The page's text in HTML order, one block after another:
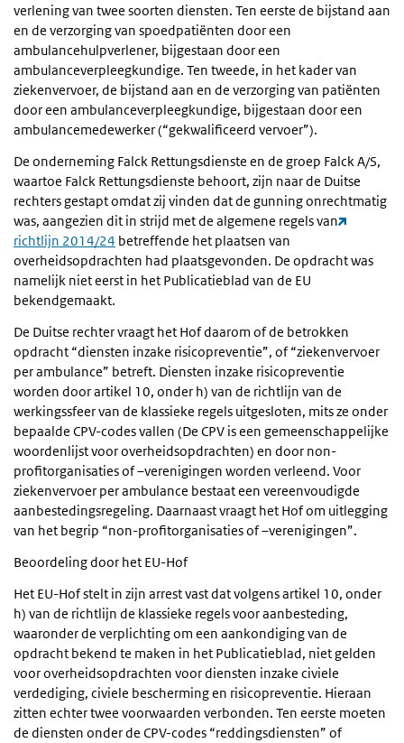
verlening van twee soorten diensten. Ten eerste de bijstand aan
en de verzorging van spoedpatiënten door een
ambulancehulpverlener, bijgestaan door een
ambulanceverpleegkundige. Ten tweede, in het kader van
ziekenvervoer, de bijstand aan en de verzorging van patiënten
door een ambulanceverpleegkundige, bijgestaan door een
ambulancemedewerker (“gekwalificeerd vervoer”).
De onderneming Falck Rettungsdienste en de groep Falck A/S,
waartoe Falck Rettungsdienste behoort, zijn naar de Duitse
rechters gestapt omdat zij vinden dat de gunning onrechtmatig
was, aangezien dit in strijd met de algemene regels van
richtlijn 2014/24 betreffende het plaatsen van
overheidsopdrachten had plaatsgevonden. De opdracht was
namelijk niet eerst in het Publicatieblad van de EU
bekendgemaakt.
De Duitse rechter vraagt het Hof daarom of de betrokken
opdracht “diensten inzake risicopreventie”, of “ziekenvervoer
per ambulance” betreft. Diensten inzake risicopreventie
worden door artikel 10, onder h) van de richtlijn van de
werkingssfeer van de klassieke regels uitgesloten, mits ze onder
bepaalde CPV-codes vallen (De CPV is een gemeenschappelijke
woordenlijst voor overheidsopdrachten) en door non-
profitorganisaties of –verenigingen worden verleend. Voor
ziekenvervoer per ambulance bestaat een vereenvoudigde
aanbestedingsregeling. Daarnaast vraagt het Hof om uitlegging
van het begrip “non-profitorganisaties of –verenigingen”.
Beoordeling door het EU-Hof
Het EU-Hof stelt in zijn arrest vast dat volgens artikel 10, onder
h) van de richtlijn de klassieke regels voor aanbesteding,
waaronder de verplichting om een aankondiging van de
opdracht bekend te maken in het Publicatieblad, niet gelden
voor overheidsopdrachten voor diensten inzake civiele
verdediging, civiele bescherming en risicopreventie. Hieraan
zitten echter twee voorwaarden verbonden. Ten eerste moeten
de diensten onder de CPV-codes “reddingsdiensten” of